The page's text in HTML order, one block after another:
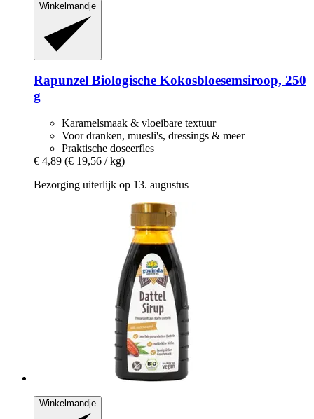
Winkelmandje
Rapunzel Biologische Kokosbloesemsiroop, 250
g
Karamelsmaak & vloeibare textuur
Voor dranken, muesli's, dressings & meer
Praktische doseerfles
€ 4,89 (€ 19,56 / kg)
Bezorging uiterlijk op 13. augustus
Winkelmandje